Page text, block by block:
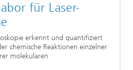
für Laser-
erkennt und quantifiziert
chemische Reaktionen einzelner
molekularen